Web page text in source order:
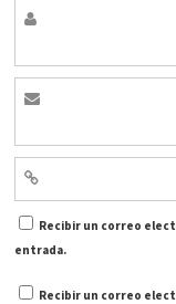
Recibir un correo
entrada.
Recibir un correo